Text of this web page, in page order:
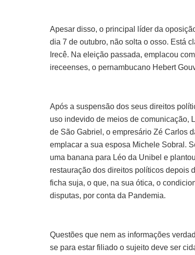
Apesar disso, o principal líder da
dia 7 de outubro, não solta o osso. Está
Irecê. Na eleição passada, emplacou
ireceenses, o pernambucano Hebert
Após a suspensão dos seus direitos
uso indevido de meios de comunicação,
de São Gabriel, o empresário Zé Carlos
emplacar a sua esposa Michele Sobral.
uma banana para Léo da Unibel e
restauração dos direitos políticos depois
ficha suja, o que, na sua ótica, o
disputas, por conta da Pandemia.
Questões que nem as informações
se para estar filiado o sujeito deve ser